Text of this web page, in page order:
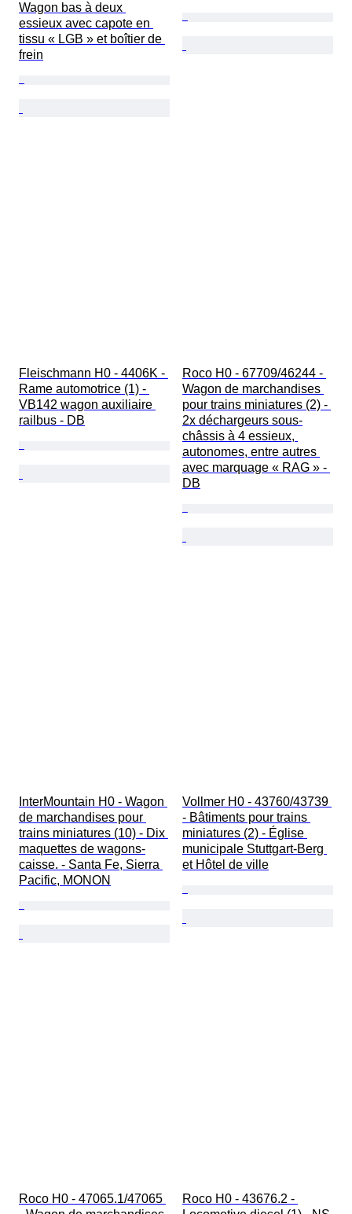
Wagon bas à deux
essieux avec capote en
tissu « LGB » et boîtier de
frein
Fleischmann H0 - 4406K -
Rame automotrice (1) -
VB142 wagon auxiliaire
railbus - DB
Roco H0 - 67709/46244 -
Wagon de marchandises
pour trains miniatures (2) -
2x déchargeurs sous-
châssis à 4 essieux,
autonomes, entre autres
avec marquage « RAG » -
DB
InterMountain H0 - Wagon
de marchandises pour
trains miniatures (10) - Dix
maquettes de wagons-
caisse. - Santa Fe, Sierra
Pacific, MONON
Vollmer H0 - 43760/43739
- Bâtiments pour trains
miniatures (2) - Église
municipale Stuttgart-Berg
et Hôtel de ville
Roco H0 - 47065.1/47065
Roco H0 - 43676.2 -